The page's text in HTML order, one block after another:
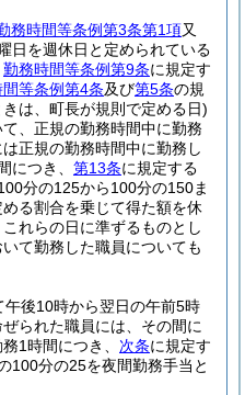
務時間等条例第3条第1項又
日を週休日と定められている
勤務時間等条例第9条に規定す
等条例第4条及び第5条の規
は、町長が規則で定める日)
、正規の勤務時間中に勤務
正規の勤務時間中に勤務し
につき、 第13条に規定する
分の125から100分の150ま
る割合を乗じて得た額を休
これらの日に準ずるものとし
て勤務した職員についても
後10時から翌日の午前5時
られた職員には、その間に
1時間につき、 次条に規定す
100分の25を夜間勤務手当と